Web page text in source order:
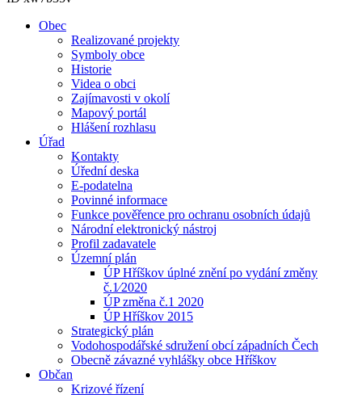
Obec
Realizované projekty
Symboly obce
Historie
Videa o obci
Zajímavosti v okolí
Mapový portál
Hlášení rozhlasu
Úřad
Kontakty
Úřední deska
E-podatelna
Povinné informace
Funkce pověřence pro ochranu osobních údajů
Národní elektronický nástroj
Profil zadavatele
Územní plán
ÚP Hříškov úplné znění po vydání změny
č.1⁄2020
ÚP změna č.1 2020
ÚP Hříškov 2015
Strategický plán
Vodohospodářské sdružení obcí západních Čech
Obecně závazné vyhlášky obce Hříškov
Občan
Krizové řízení